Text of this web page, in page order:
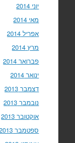
יוני 2014
מאי 2014
אפריל 2014
מרץ 2014
פברואר 2014
ינואר 2014
דצמבר 2013
נובמבר 2013
אוקטובר 2013
ספטמבר 2013